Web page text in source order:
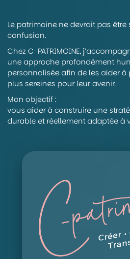
Le patrimoine ne devrait pas
confusion.
Chez C-PATRIMOINE,
une approche profondément
personnalisée afin de les aider à
plus sereines pour leur avenir.
Mon objectif :
vous aider à construire une
durable et réellement adaptée à